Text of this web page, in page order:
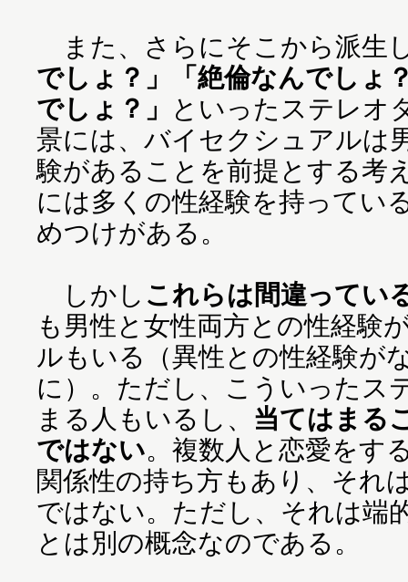
また、さらにそこから派生
でしょ？」「絶倫なんでしょ
でしょ？」
といったステレオ
景には、バイセクシュアルは
験があることを前提とする考
には多くの性経験を持ってい
めつけがある。
しかし これらは間違ってい
も男性と女性両方との性経験
ルもいる（異性との性経験が
に）。ただし、こういったス
まる人もいるし、 当てはまる
ではない。複数人と恋愛をす
関係性の持ち方もあり、それ
ではない。ただし、それは端
とは別の概念なのである。